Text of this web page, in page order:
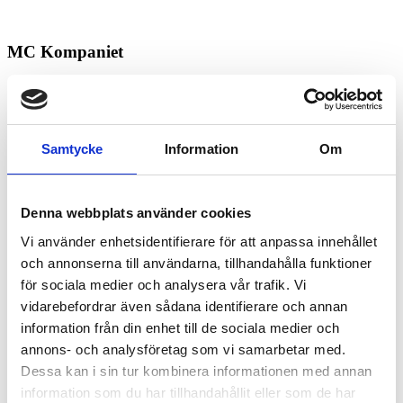
Samtycke Information Om
Denna webbplats använder cookies
Vi använder enhetsidentifierare för att anpassa innehållet
och annonserna till användarna, tillhandahålla funktioner
för sociala medier och analysera vår trafik. Vi
vidarebefordrar även sådana identifierare och annan
information från din enhet till de sociala medier och
annons- och analysföretag som vi samarbetar med.
Dessa kan i sin tur kombinera informationen med annan
information som du har tillhandahållit eller som de har
MC Kompaniet
Kontakt
Väring
Köpa och äga terrängfordon
Fordonstyper snöskotrar
Fordonstyper fyrhjulingar
Köra terrängfordon
Att köra i terräng
Att köra snöskoter
Säker körning i terrängen
Lagar och regelverk
Lagar och regler
Körkort och förarbevis